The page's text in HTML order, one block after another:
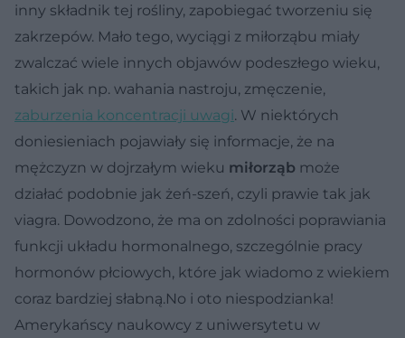
inny składnik tej rośliny, zapobiegać tworzeniu się
zakrzepów. Mało tego, wyciągi z miłorząbu miały
zwalczać wiele innych objawów podeszłego wieku,
takich jak np. wahania nastroju, zmęczenie,
zaburzenia koncentracji uwagi. W niektórych
doniesieniach pojawiały się informacje, że na
mężczyzn w dojrzałym wieku miłorząb może
działać podobnie jak żeń-szeń, czyli prawie tak jak
viagra. Dowodzono, że ma on zdolności poprawiania
funkcji układu hormonalnego, szczególnie pracy
hormonów płciowych, które jak wiadomo z wiekiem
coraz bardziej słabną.No i oto niespodzianka!
Amerykańscy naukowcy z uniwersytetu w